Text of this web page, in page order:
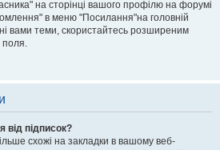
на сторінці вашого профілю на форумі
в меню "Посилання"на головній
вами теми, скористайтесь розширеним
поля.
від підписок?
схожі на закладки в вашому веб-